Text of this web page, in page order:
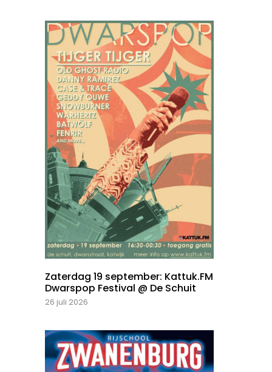
Zaterdag 19 september: Kattuk.FM
Dwarspop Festival @ De Schuit
26 juli 2026